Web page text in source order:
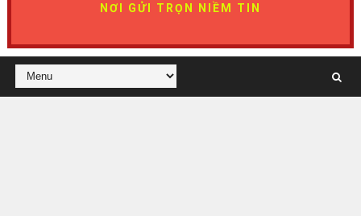
NƠI GỬI TRỌN NIỀM TIN